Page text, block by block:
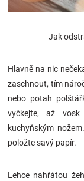
Těhotenské
Novinky
Značky
Blog
Jak
Hlavně na nic
zaschnout, tím
nebo potah
vyčkejte, až
kuchyňským
položte savý papír.
Lehce nahřátou